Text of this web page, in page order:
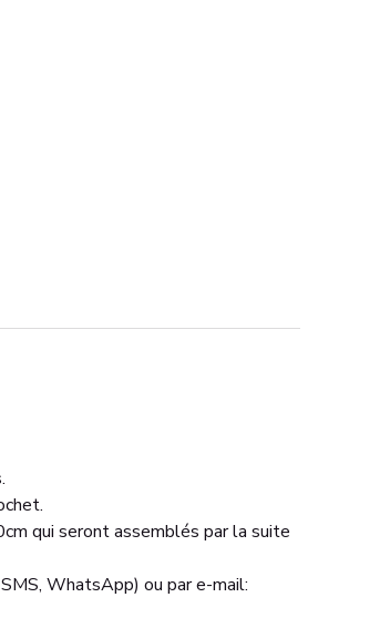
qui seront assemblés par la suite
WhatsApp) ou par e-mail: